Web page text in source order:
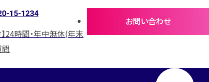
15-1234
24時間・年中無休(年末
お問い合わせ
問